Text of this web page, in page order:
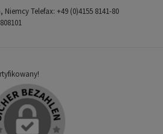
Niemcy Telefax: +49 (0)4155 8141-80